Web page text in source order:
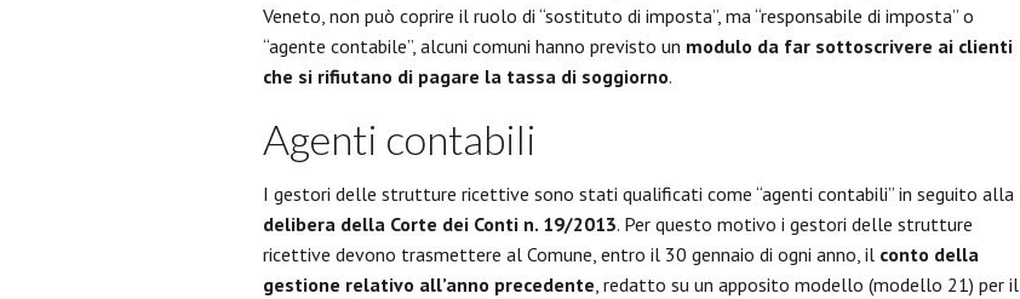
Veneto, non può coprire il ruolo di “sostituto di imposta”, ma “responsabile di imposta” o
“agente contabile”, alcuni comuni hanno previsto un modulo da far sottoscrivere ai clienti
che si rifiutano di pagare la tassa di soggiorno.
Agenti contabili
I gestori delle strutture ricettive sono stati qualificati come “agenti contabili” in seguito alla
delibera della Corte dei Conti n. 19/2013. Per questo motivo i gestori delle strutture
ricettive devono trasmettere al Comune, entro il 30 gennaio di ogni anno, il conto della
gestione relativo all’anno precedente, redatto su un apposito modello (modello 21) per il